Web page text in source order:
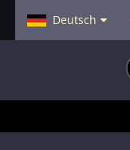
Hilfe
Deutsch